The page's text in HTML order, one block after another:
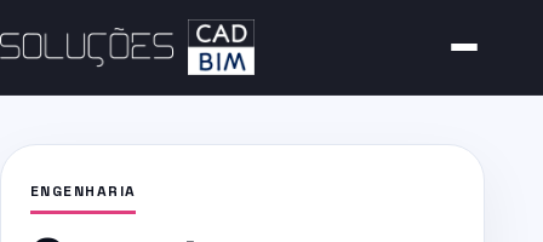
ENGENHARIA